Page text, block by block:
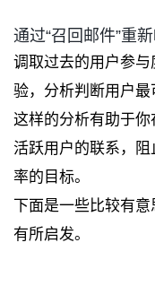
通过“召回邮件”重
调取过去的用户参
验，分析判断用户最
这样的分析有助于
活跃用户的联系，
率的目标。
下面是一些比较有意
有所启发。